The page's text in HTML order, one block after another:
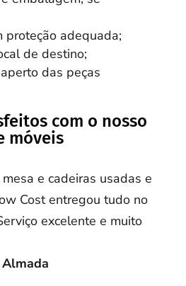
proteção adequada;
de destino;
das peças
com o nosso
móveis
mesa e cadeiras usadas e
Cost entregou tudo no
excelente e muito